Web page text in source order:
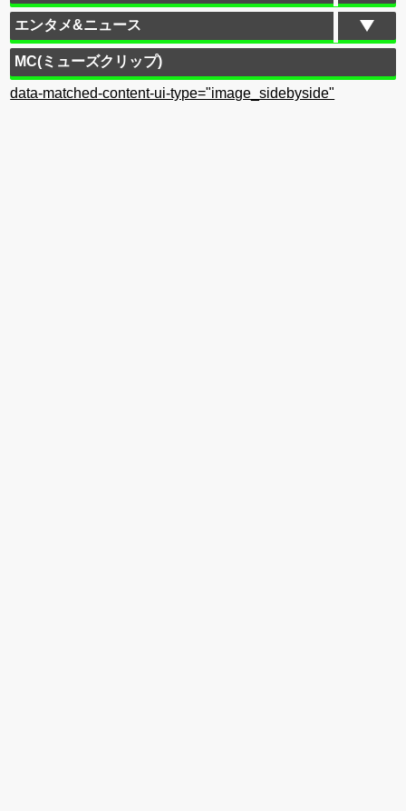
エンタメ&ニュース
MC(ミューズクリップ)
data-matched-content-ui-type="image_sidebyside"